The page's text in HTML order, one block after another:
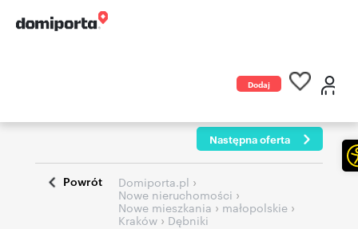
Dodaj
Następna oferta
Powrót Domiporta.pl ›
Nowe nieruchomości ›
Nowe mieszkania › małopolskie ›
Kraków › Dębniki